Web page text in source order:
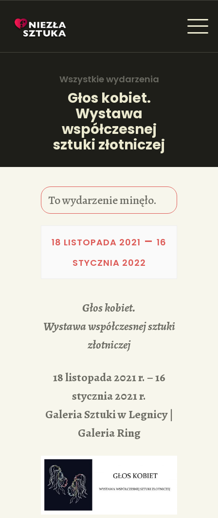
Wszystkie wydarzenia
Głos kobiet.
Wystawa
współczesnej
sztuki złotniczej
NIEZŁA SZTUKA - NEWSY
AKTUALNOŚCI
WYDARZENIA
KSIĄŻKI
REDAKCJA
To wydarzenie minęło.
18 LISTOPADA 2021 – 16
STYCZNIA 2022
Głos kobiet.
Wystawa współczesnej sztuki
złotniczej
18 listopada 2021 r. – 16
stycznia 2021 r.
Galeria Sztuki w Legnicy |
Galeria Ring